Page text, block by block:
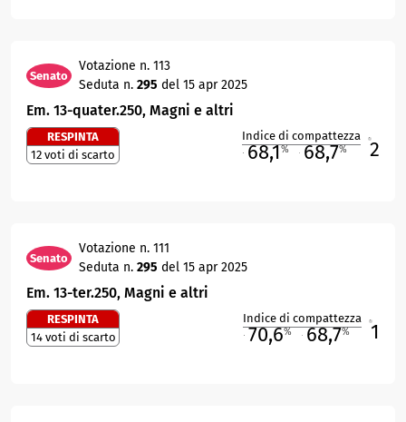
Senato
Votazione n. 113
Seduta n. 295 del 15 apr 2025
Em. 13-quater.250, Magni e altri
RESPINTA
12 voti di scarto
Indice di compattezza
68,1% 68,7% 2
Senato
Votazione n. 111
Seduta n. 295 del 15 apr 2025
Em. 13-ter.250, Magni e altri
RESPINTA
14 voti di scarto
Indice di compattezza
70,6% 68,7% 1